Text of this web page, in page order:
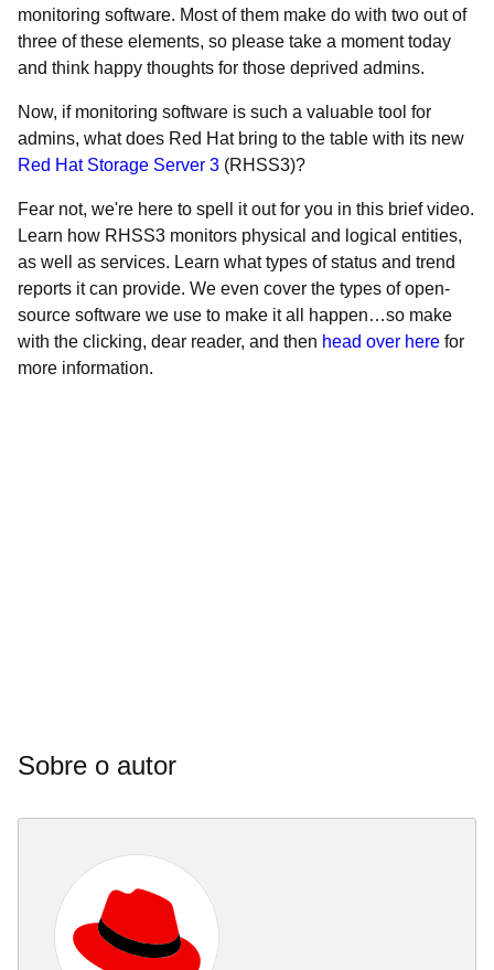
monitoring software. Most of them make do with two out of
three of these elements, so please take a moment today
and think happy thoughts for those deprived admins.
Now, if monitoring software is such a valuable tool for
admins, what does Red Hat bring to the table with its new
Red Hat Storage Server 3 (RHSS3)?
Fear not, we're here to spell it out for you in this brief video.
Learn how RHSS3 monitors physical and logical entities,
as well as services. Learn what types of status and trend
reports it can provide. We even cover the types of open-
source software we use to make it all happen…so make
with the clicking, dear reader, and then head over here for
more information.
Sobre o autor